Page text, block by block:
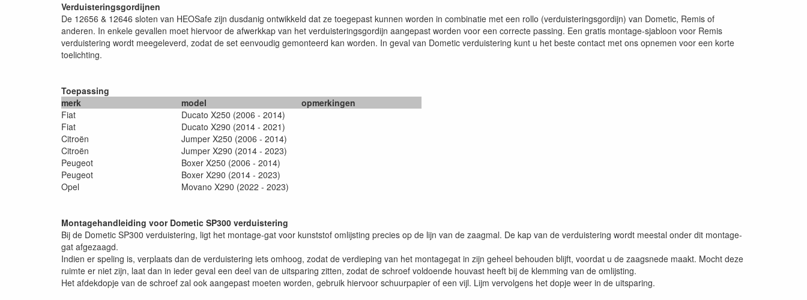
Verduisteringsgordijnen
De 12656 & 12646 sloten van HEOSafe zijn dusdanig ontwikkeld dat ze toegepast kunnen worden in combinatie met een rollo (verduisteringsgordijn) van Dometic, Remis of
anderen. In enkele gevallen moet hiervoor de afwerkkap van het verduisteringsgordijn aangepast worden voor een correcte passing. Een gratis montage-sjabloon voor Remis
verduistering wordt meegeleverd, zodat de set eenvoudig gemonteerd kan worden. In geval van Dometic verduistering kunt u het beste contact met ons opnemen voor een korte
toelichting.
Toepassing
merk
model
opmerkingen
Fiat
Ducato X250 (2006 - 2014)
Fiat
Ducato X290 (2014 - 2021)
Citroën
Jumper X250 (2006 - 2014)
Citroën
Jumper X290 (2014 - 2023)
Peugeot
Boxer X250 (2006 - 2014)
Peugeot
Boxer X290 (2014 - 2023)
Opel
Movano X290 (2022 - 2023)
Montagehandleiding voor Dometic SP300 verduistering
Bij de Dometic SP300 verduistering, ligt het montage-gat voor kunststof omlijsting precies op de lijn van de zaagmal. De kap van de verduistering wordt meestal onder dit montage-
gat afgezaagd.
Indien er speling is, verplaats dan de verduistering iets omhoog, zodat de verdieping van het montagegat in zijn geheel behouden blijft, voordat u de zaagsnede maakt. Mocht deze
ruimte er niet zijn, laat dan in ieder geval een deel van de uitsparing zitten, zodat de schroef voldoende houvast heeft bij de klemming van de omlijsting.
Het afdekdopje van de schroef zal ook aangepast moeten worden, gebruik hiervoor schuurpapier of een vijl. Lijm vervolgens het dopje weer in de uitsparing.